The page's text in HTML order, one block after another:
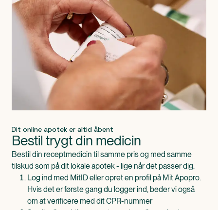
Dit online apotek er altid åbent
Bestil trygt din medicin
Bestil din receptmedicin til samme pris og med samme
tilskud som på dit lokale apotek - lige når det passer dig.
Log ind med MitID eller opret en profil på Mit Apopro.
Hvis det er første gang du logger ind, beder vi også
om at verificere med dit CPR-nummer